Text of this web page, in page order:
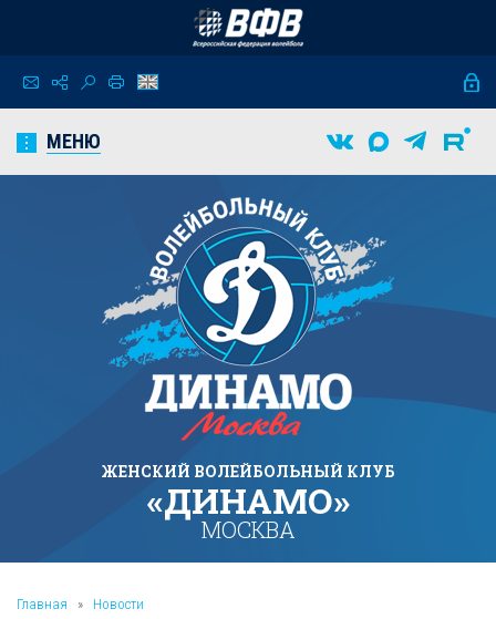
МЕНЮ
ЖЕНСКИЙ ВОЛЕЙБОЛЬНЫЙ КЛУБ
«ДИНАМО»
МОСКВА
Главная » Новости